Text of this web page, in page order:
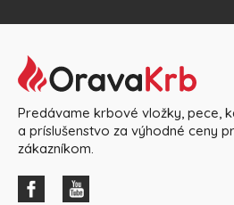
Predávame krbové vložky, pece,
a príslušenstvo za výhodné ceny
zákazníkom.